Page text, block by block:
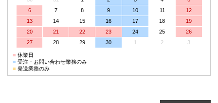
6
7 8 9 10 11
12
13
14 15 16 17 18
19
20
21 22 23 24 25
26
27
28 29 30 1 2 3
■ 休業日
■ 受注・お問い合わせ業務のみ
■ 発送業務のみ